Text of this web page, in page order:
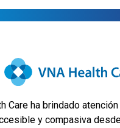
Care ha brindado
y compasiva